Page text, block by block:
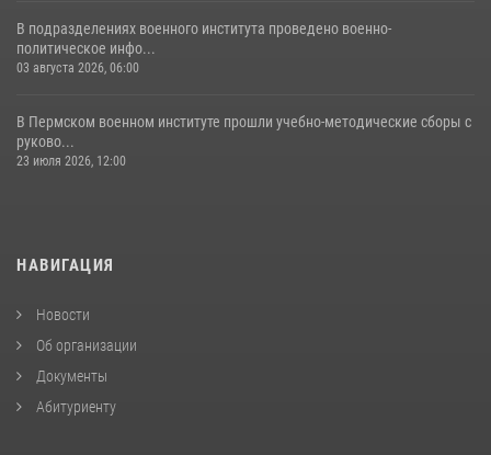
В подразделениях военного института проведено военно-
политическое инфо...
03 августа 2026, 06:00
В Пермском военном институте прошли учебно-методические сборы с
руково...
23 июля 2026, 12:00
НАВИГАЦИЯ
Новости
Об организации
Документы
Абитуриенту